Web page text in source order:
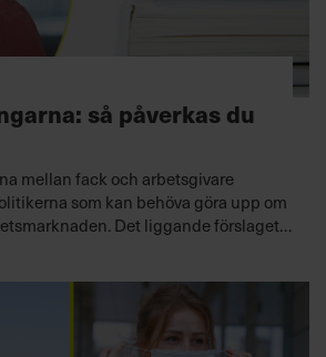
så påverkas du
mellan fack och arbetsgivare
som kan behöva göra upp om
Det liggande förslaget